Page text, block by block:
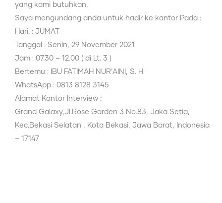
yang kami butuhkan,
Saya mengundang anda untuk hadir ke kantor Pada :
Hari. : JUMAT
Tanggal : Senin, 29 November 2021
Jam : 07.30 – 12.00 ( di Lt. 3 )
Bertemu : IBU FATIMAH NUR’AINI, S. H
WhatsApp : 0813 8128 3145
Alamat Kantor Interview :
Grand Galaxy,Jl.Rose Garden 3 No.83, Jaka Setia,
Kec.Bekasi Selatan , Kota Bekasi, Jawa Barat, Indonesia
– 17147